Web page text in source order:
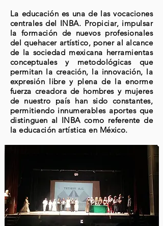
La educación es una de las vocaciones
centrales del INBA. Propiciar, impulsar
la formación de nuevos profesionales
del quehacer artístico, poner al alcance
de la sociedad mexicana herramientas
conceptuales y metodológicas que
permitan la creación, la innovación, la
expresión libre y plena de la enorme
fuerza creadora de hombres y mujeres
de nuestro país han sido constantes,
permitiendo innumerables aportes que
distinguen al INBA como referente de
la educación artística en México.